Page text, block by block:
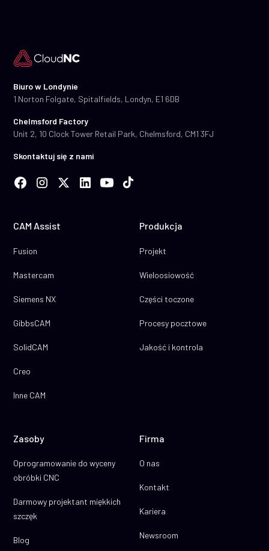
Biuro w Londynie
1 Norton Folgate, Spitalfields, Londyn, E1 6DB
Chelmsford Factory
Unit 2, 10 Clock Tower Retail Park, Chelmsford, CM1 3FJ
Skontaktuj się z nami
CAM Assist
Fusion
Mastercam
Siemens NX
GibbsCAM
SolidCAM
Creo
Inne CAM
Produkcja
Projekt
Wieloosiowość
Części toczone
Procesy pocztowe
Jakość i kontrola
Zasoby
Oprogramowanie do wyceny
obróbki CNC
Darmowy projektant miękkich
szczęk
Blog
Firma
O nas
Kontakt
Kariera
Newsroom